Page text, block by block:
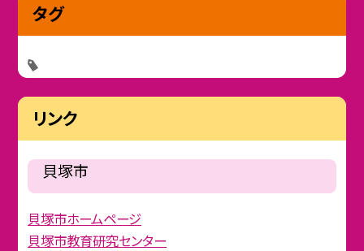
タグ
リンク
貝塚市
貝塚市ホームページ
貝塚市教育研究センター